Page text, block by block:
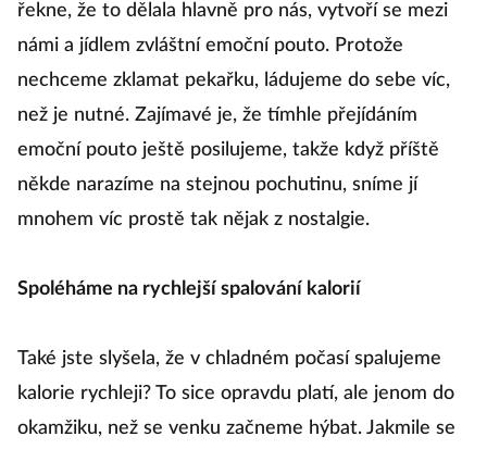
řekne, že to dělala hlavně pro nás, vytvoří se mezi
námi a jídlem zvláštní emoční pouto. Protože
nechceme zklamat pekařku, ládujeme do sebe víc,
než je nutné. Zajímavé je, že tímhle přejídáním
emoční pouto ještě posilujeme, takže když příště
někde narazíme na stejnou pochutinu, sníme jí
mnohem víc prostě tak nějak z nostalgie.
Spoléháme na rychlejší spalování kalorií
Také jste slyšela, že v chladném počasí spalujeme
kalorie rychleji? To sice opravdu platí, ale jenom do
okamžiku, než se venku začneme hýbat. Jakmile se